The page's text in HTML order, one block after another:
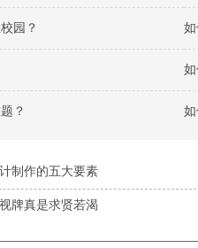
园？
？
制作的五大要素
牌真是求贤若渴